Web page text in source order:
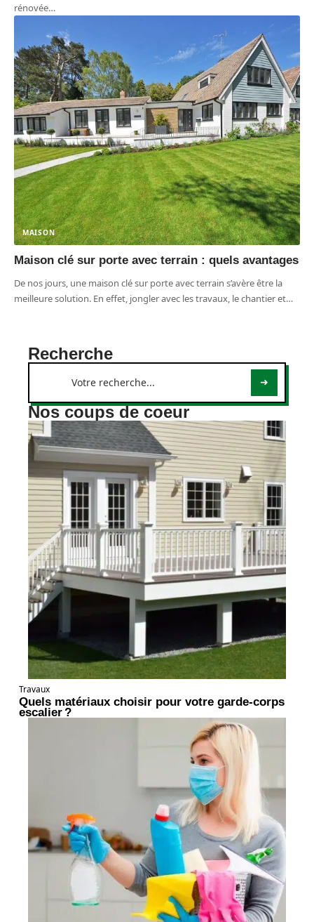
rénovée…
MAISON
Maison clé sur porte avec terrain : quels avantages
De nos jours, une maison clé sur porte avec terrain s’avère être la
meilleure solution. En effet, jongler avec les travaux, le chantier et…
Recherche
Nos coups de coeur
Travaux
Quels matériaux choisir pour votre garde-corps
escalier ?